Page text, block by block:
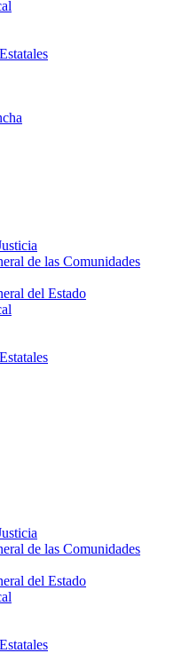
de las Comunidades
del Estado
de las Comunidades
del Estado